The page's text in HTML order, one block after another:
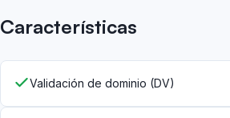
Características
Validación de dominio (DV)